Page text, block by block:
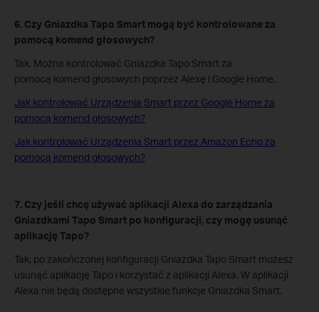
6. Czy Gniazdka Tapo Smart mogą być kontrolowane za
pomocą komend głosowych?
Tak, Można kontrolować Gniazdka Tapo Smart za
pomocą komend głosowych poprzez Alexę i Google Home.
Jak kontrolować Urządzenia Smart przez Google Home za
pomocą komend głosowych?
Jak kontrolować Urządzenia Smart przez Amazon Echo za
pomocą komend głosowych?
7. Czy jeśli chcę używać aplikacji Alexa do zarządzania
Gniazdkami Tapo Smart po konfiguracji, czy mogę usunąć
aplikację Tapo?
Tak, po zakończonej konfiguracji Gniazdka Tapo Smart możesz
usunąć aplikację Tapo i korzystać z aplikacji Alexa. W aplikacji
Alexa nie będą dostępne wszystkie funkcje Gniazdka Smart.